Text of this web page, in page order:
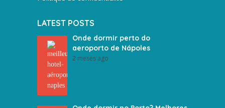
LATEST POSTS
Onde dormir perto do
aeroporto de Nápoles
2 meses ago